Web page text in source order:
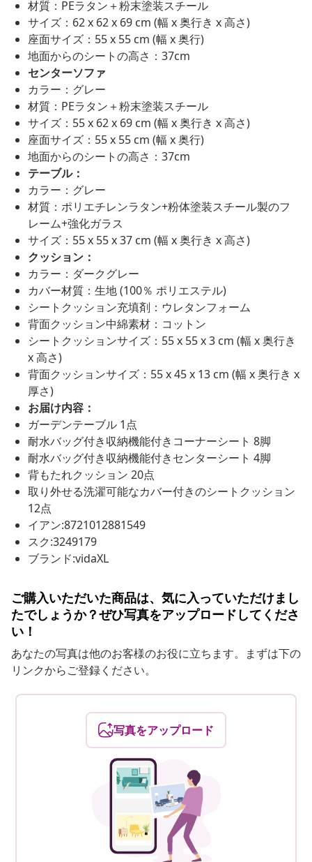
材質：PEラタン＋粉末塗装スチール
サイズ：62 x 62 x 69 cm (幅 x 奥行き x 高さ)
座面サイズ：55 x 55 cm (幅 x 奥行)
地面からのシートの高さ：37cm
センターソファ
カラー：グレー
材質：PEラタン＋粉末塗装スチール
サイズ：55 x 62 x 69 cm (幅 x 奥行き x 高さ)
座面サイズ：55 x 55 cm (幅 x 奥行)
地面からのシートの高さ：37cm
テーブル：
カラー：グレー
材質：ポリエチレンラタン+粉体塗装スチール製のフ
レーム+強化ガラス
サイズ：55 x 55 x 37 cm (幅 x 奥行き x 高さ)
クッション：
カラー：ダークグレー
カバー材質：生地 (100％ ポリエステル)
シートクッション充填剤：ウレタンフォーム
背面クッション中綿素材：コットン
シートクッションサイズ：55 x 55 x 3 cm (幅 x 奥行き
x 高さ)
背面クッションサイズ：55 x 45 x 13 cm (幅 x 奥行き x
厚さ)
お届け内容：
ガーデンテーブル 1点
耐水バッグ付き収納機能付きコーナーシート 8脚
耐水バッグ付き収納機能付きセンターシート 4脚
背もたれクッション 20点
取り外せる洗濯可能なカバー付きのシートクッション
12点
イアン:8721012881549
スク:3249179
ブランド:vidaXL
ご購入いただいた商品は、気に入っていただけまし
たでしょうか？ぜひ写真をアップロードしてくださ
い！
あなたの写真は他のお客様のお役に立ちます。まずは下の
リンクからご登録ください。
写真をアップロード